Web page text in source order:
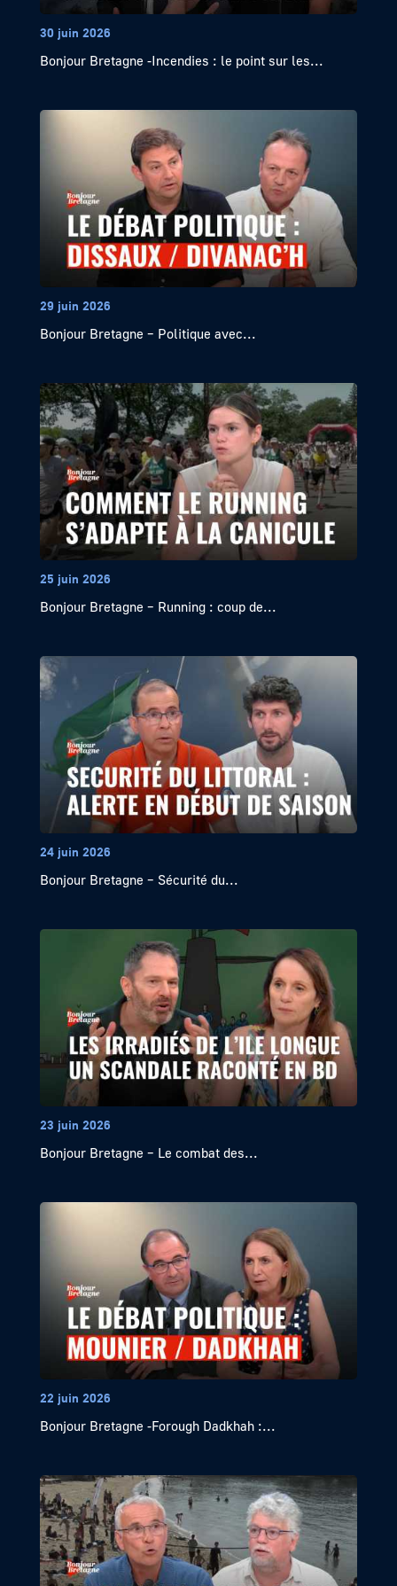
30 juin 2026
Bonjour Bretagne -Incendies : le point sur les...
29 juin 2026
Bonjour Bretagne – Politique avec...
25 juin 2026
Bonjour Bretagne – Running : coup de...
24 juin 2026
Bonjour Bretagne – Sécurité du...
23 juin 2026
Bonjour Bretagne – Le combat des...
22 juin 2026
Bonjour Bretagne -Forough Dadkhah :...